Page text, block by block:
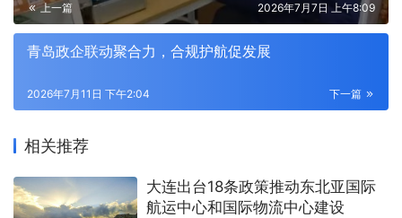
上一篇 2026年7月7日 上午8:09
青岛政企联动聚合力，合规护航促发展
下一篇
2026年7月11日 下午2:04
相关推荐
大连出台18条政策推动东北亚国际
航运中心和国际物流中心建设